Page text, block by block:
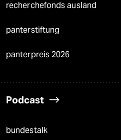
recherchefonds ausland
panterstiftung
panterpreis 2026
Podcast
bundestalk